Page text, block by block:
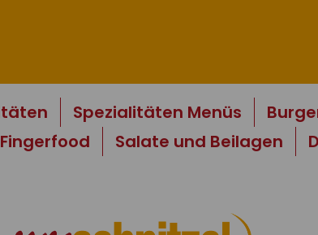
Spezialitäten Menüs
Fingerfood Salate und Beilagen